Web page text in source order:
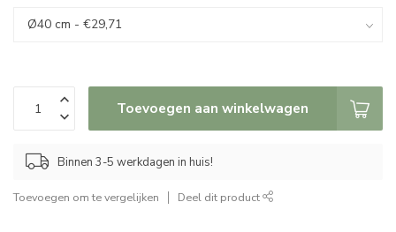
Toevoegen aan winkelwagen
Binnen 3-5 werkdagen in huis!
Toevoegen om te vergelijken Deel dit product